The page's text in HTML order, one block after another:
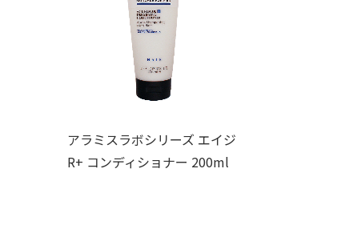
アラミスラボシリーズ エイジ
R+ コンディショナー 200ml